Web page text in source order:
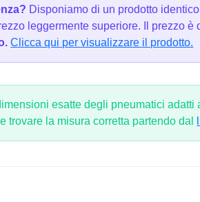
Disponiamo di un prodotto
leggermente superiore. Il prezzo è
Clicca qui per visualizzare il prodotto.
esatte degli pneumatici adatti
trovare la misura corretta partendo dal